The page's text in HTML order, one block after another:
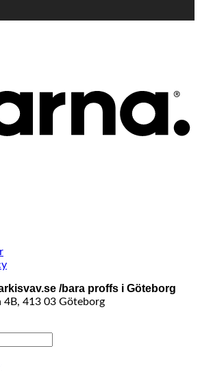
/bara proffs i Göteborg
4B, 413 03 Göteborg